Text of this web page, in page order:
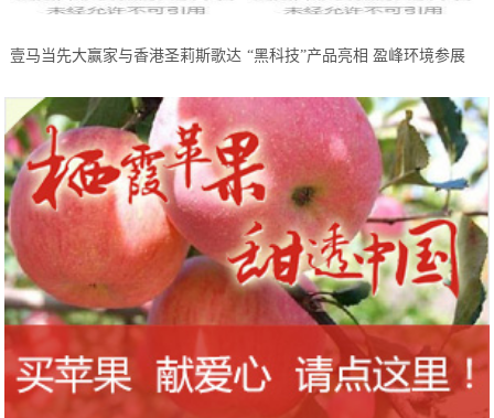
壹马当先大赢家与香港圣莉斯歌达
未来
“黑科技”产品亮相 盈峰环境参展